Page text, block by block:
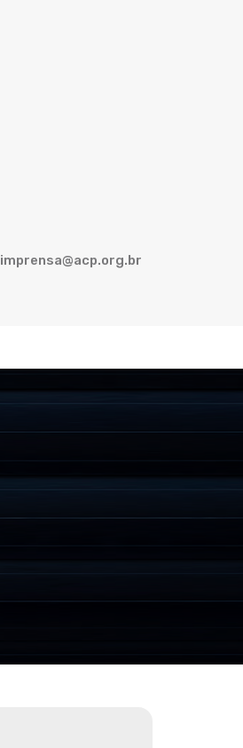
imprensa@acp.org.br